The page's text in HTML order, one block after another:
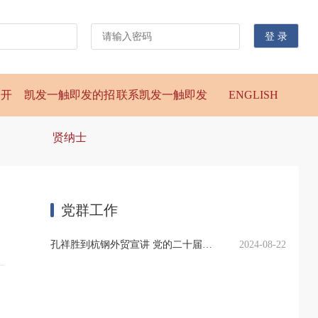
凯发一触即发的招
贤纳士
联系凯发一触即发 ENGLISH
党群工作
孔祥胜到杭钢外贸宣讲 党的二十届三中全会精神 2024-08-22